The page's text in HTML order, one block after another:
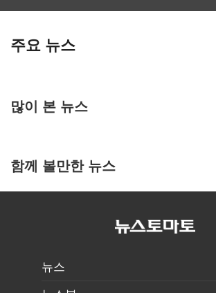
주요 뉴스
많이 본 뉴스
함께 볼만한 뉴스
뉴스